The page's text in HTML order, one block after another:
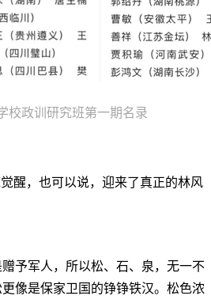
校政训研究班第一期名录
醒，也可以说，迎来了真正的林风
予军人，所以松、石、泉，无一不
像是保家卫国的铮铮铁汉。松色浓